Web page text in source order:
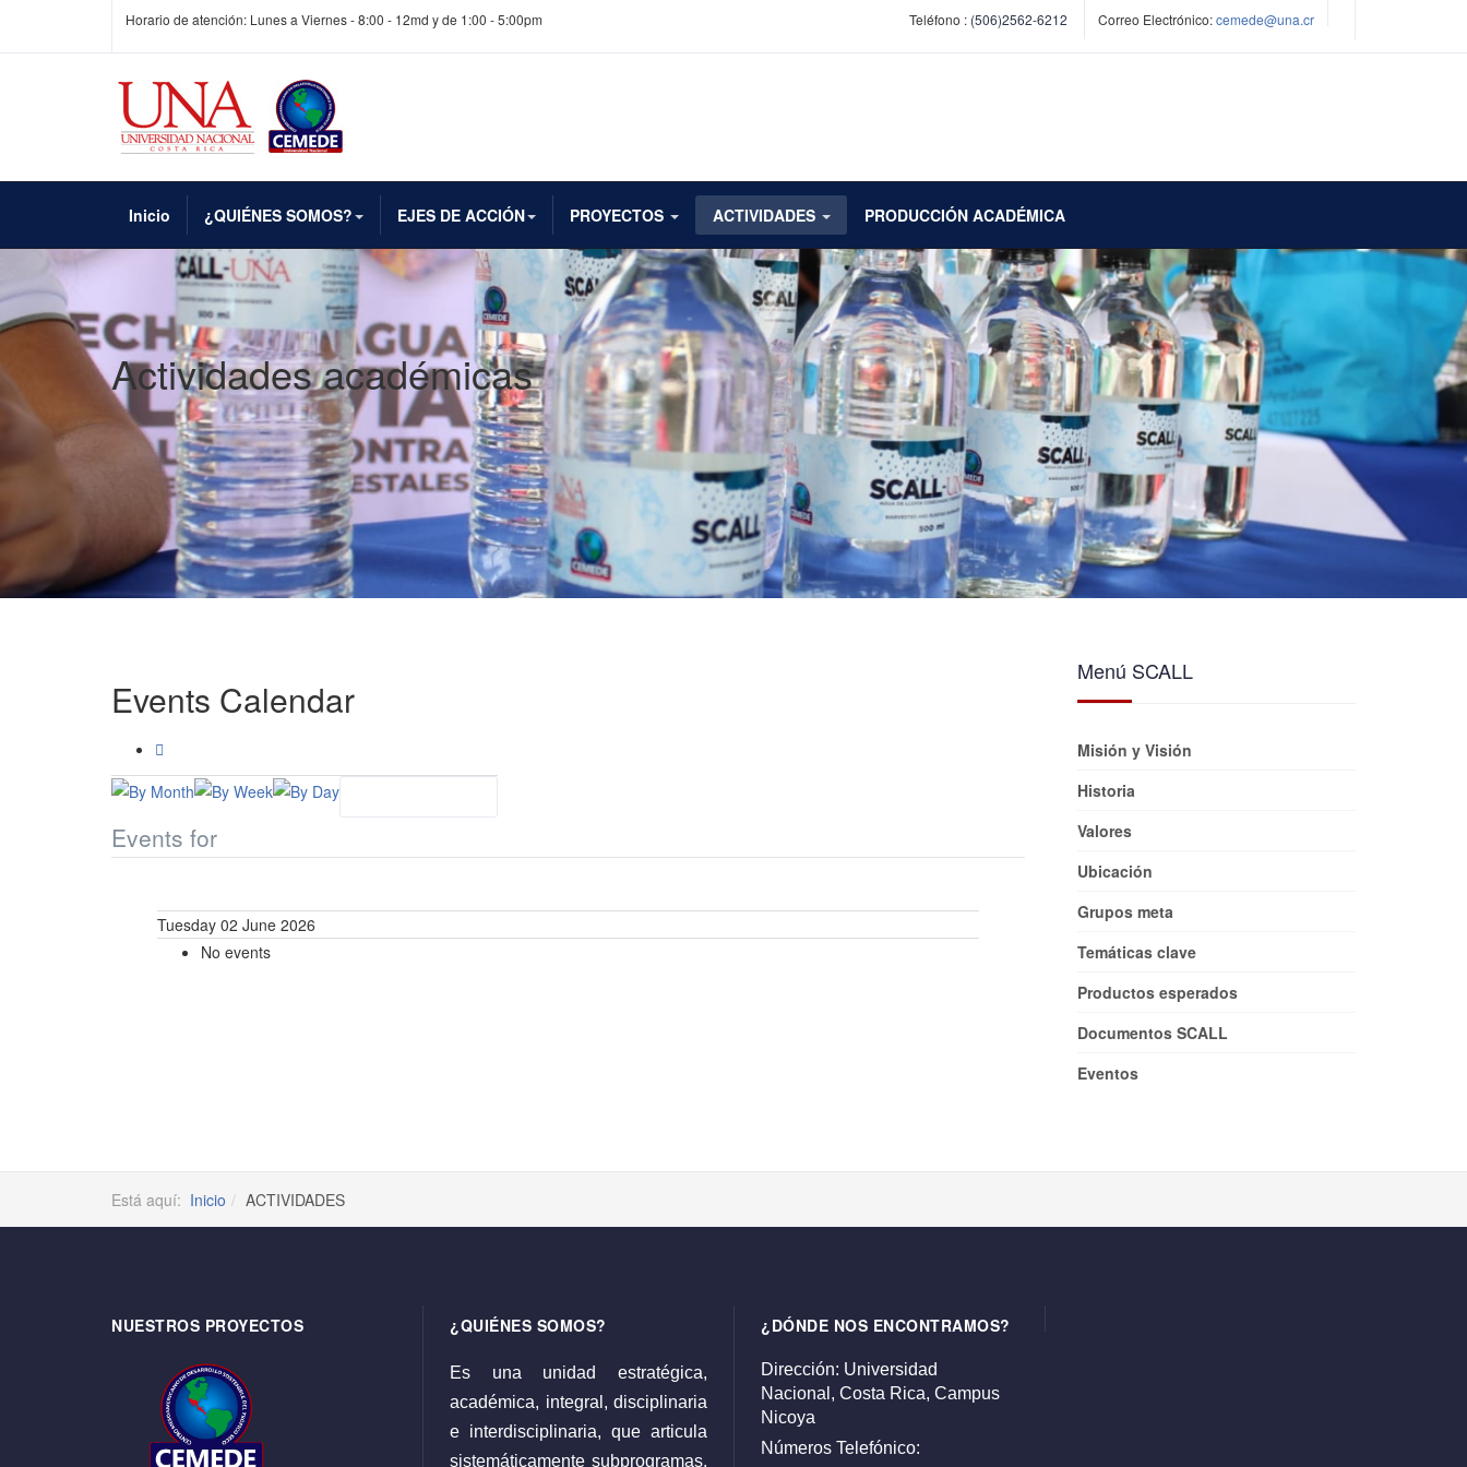
Horario de atención: Lunes a Viernes - 8:00 - 12md y de 1:00 - 5:00pm Teléfono : (506)2562-6212 Correo Electrónico:cemede@una.cr
Inicio ¿QUIÉNES SOMOS? EJES DE ACCIÓN PROYECTOS ACTIVIDADES PRODUCCIÓN ACADÉMICA
Actividades académicas
Events Calendar
Events for
Tuesday 02 June 2026
No events
Menú SCALL
Misión y Visión
Historia
Valores
Ubicación
Grupos meta
Temáticas clave
Productos esperados
Documentos SCALL
Eventos
Está aquí: Inicio ACTIVIDADES
NUESTROS PROYECTOS ¿QUIÉNES SOMOS?
Es una unidad estratégica,
académica, integral, disciplinaria
e interdisciplinaria, que articula
sistemáticamente subprogramas,
¿DÓNDE NOS ENCONTRAMOS?
Dirección: Universidad
Nacional, Costa Rica, Campus
Nicoya
Números Telefónico: